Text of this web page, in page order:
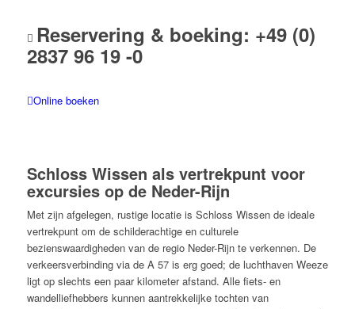
Reservering & boeking: +49 (0)
2837 96 19 -0
Online boeken
Schloss Wissen als vertrekpunt voor
excursies op de Neder-Rijn
Met zijn afgelegen, rustige locatie is Schloss Wissen de ideale
vertrekpunt om de schilderachtige en culturele
bezienswaardigheden van de regio Neder-Rijn te verkennen. De
verkeersverbinding via de A 57 is erg goed; de luchthaven Weeze
ligt op slechts een paar kilometer afstand. Alle fiets- en
wandelliefhebbers kunnen aantrekkelijke tochten van